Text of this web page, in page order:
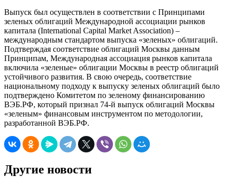
Выпуск был осуществлен в соответствии с Принципами
зеленых облигаций Международной ассоциации рынков
капитала (International Capital Market Association) –
международным стандартом выпуска «зеленых» облигаций.
Подтверждая соответствие облигаций Москвы данным
Принципам, Международная ассоциация рынков капитала
включила «зеленые» облигации Москвы в реестр облигаций
устойчивого развития. В свою очередь, соответствие
национальному подходу к выпуску зеленых облигаций было
подтверждено Комитетом по зеленому финансированию
ВЭБ.РФ, который признал 74-й выпуск облигаций Москвы
«зеленым» финансовым инструментом по методологии,
разработанной ВЭБ.РФ.
Другие новости